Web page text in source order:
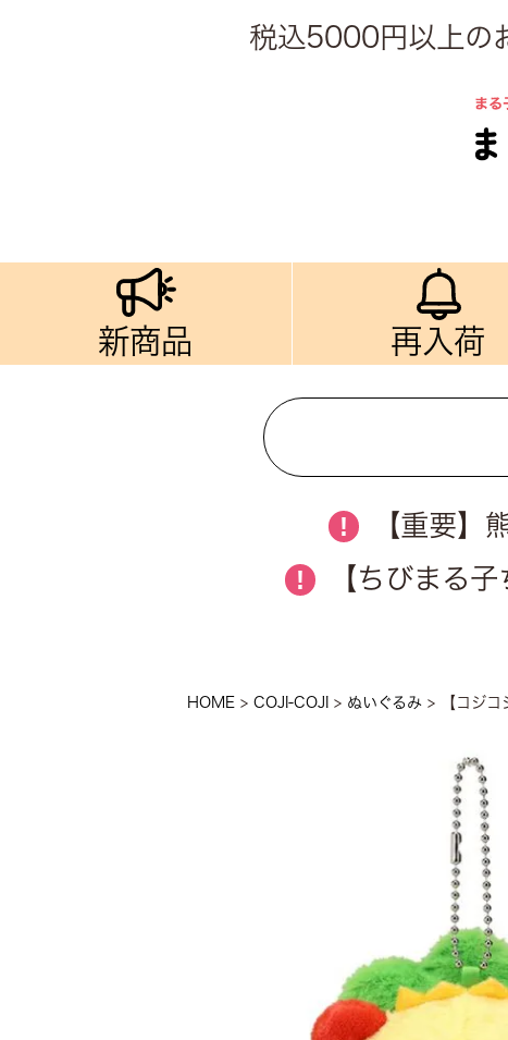
税込5000円以上の
新商品 再入荷
! 【重要】
! 【ちびまる
HOME COJI-COJI ぬいぐるみ 【コジ